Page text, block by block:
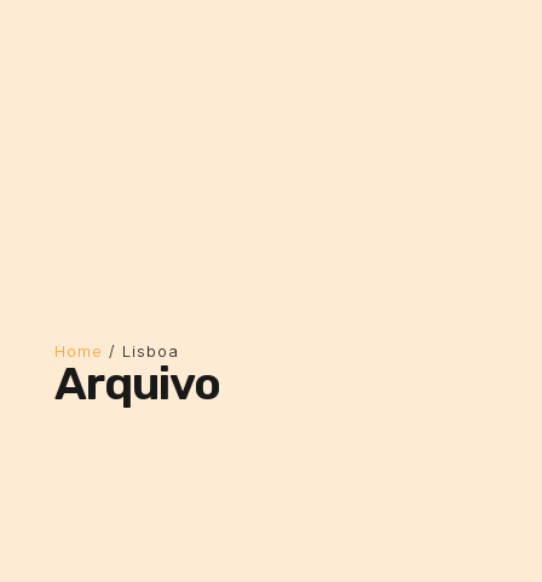
Home / Lisboa
Arquivo